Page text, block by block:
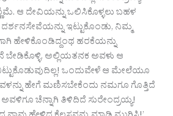
ಆ ದೇವಿಯನ್ನು ಒಲಿಸಿಕೊಳ್ಳಲು ಬಹಳ
ಇಟ್ಟುಕೊಂಡು, ನಿಮ್ಮ
ಹೇಳಿಕೊಂಡಿದ್ದಂಥ ಹರಕೆಯನ್ನು
ಬೇಡಿಕೊಳ್ಳಿ. ಅಲ್ಲಿಯತನಕ ಅವಳು ಆ
ಒಂದುವೇಳೆ ಆ ಮೇಲೆಯೂ
ಹೇಗೆ ಮಣಿಸಬೇಕೆಂದು ನಮಗೂ ಗೊತ್ತಿದೆ
ಚೆನ್ನಾಗಿ ತಿಳಿದಿದೆ ಸುರೇಂದ್ರಯ್ಯ!